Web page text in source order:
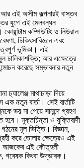
আর এই অসীম কল্পনারই বাস্তব
যুগে এই মেলবন্ধন
কম্পিউটিং ও নিউরাল
চিকিৎসাবিজ্ঞান এবং
ভূমিকা। এই
চালিকাশক্তি; আর এক্ষেত্রে
করেছে সম্ভাবনার নতুন
চ্যালেঞ্জ মাথাচাড়া দিয়ে
নতুন বার্তা। সেই বার্তাটি
ভয় না পেয়ে সানন্দে গ্রহণ
হবে। মুক্তচিন্তা ও যুক্তিবাদী
মূল ভিত্তি। বিজ্ঞান,
করে তোলার ক্ষেত্রেও এই
আজকের এই কৌতূহলী
গবেষক কিংবা উদ্ভাবক।